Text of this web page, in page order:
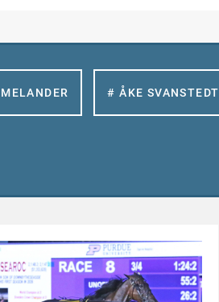
# ÅKE SVANSTEDT